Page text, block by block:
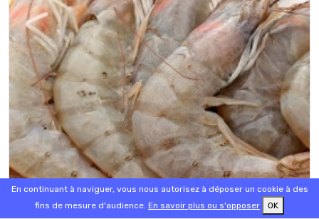
En continuant à naviguer, vous nous autorisez à déposer un cookie à des
fins de mesure d'audience. En savoir plus ou s'opposer OK